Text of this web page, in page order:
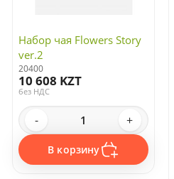
Набор чая Flowers Story
ver.2
20400
10 608 KZT
без НДС
- +
В корзину